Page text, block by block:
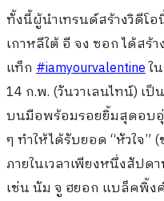
ทั้งนี้ผู้นำเทรนด์สร้างวิดีโอ
เกาหลีใต้ อี จง ซอก ได้สร้
แท็ก #iamyourvalentineใ
14 ก.พ. (วันวาเลนไทน์) เป็
บนมือพร้อมรอยยิ้มสุดอบ
ๆ ทำให้ได้รับยอด “หัวใจ”
ภายในเวลาเพียงหนึ่งสัป
เช่น นัม จู ฮยอก แบล็คพิ้ง